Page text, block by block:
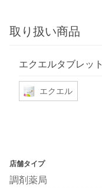
取り扱い商品
エクエルタブレット
エクエル
店舗タイプ
調剤薬局